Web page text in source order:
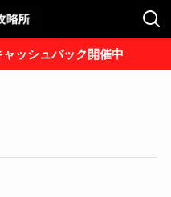
ャッシュバック開催中